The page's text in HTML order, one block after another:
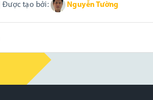
| Được tạo bởi: Nguyễn Tường